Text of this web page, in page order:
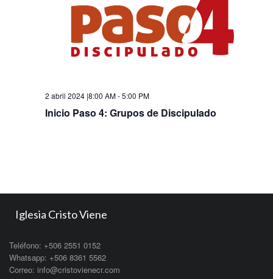
2 abril 2024 |8:00 AM-5:00 PM
Inicio Paso 4: Grupos de Discipulado
Iglesia Cristo Viene
Teléfono: +506 2551 0152
Whatsapp: +506 8361 5562
Correo: info@cristovienecr.com